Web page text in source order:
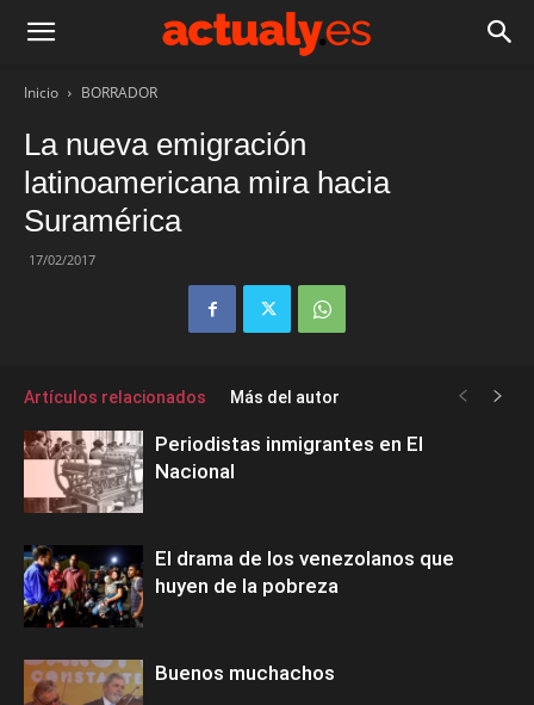
Inicio BORRADOR
La nueva emigración
latinoamericana mira hacia
Suramérica
17/02/2017
Artículos relacionados Más del autor
Periodistas inmigrantes en El
Nacional
El drama de los venezolanos que
huyen de la pobreza
Buenos muchachos